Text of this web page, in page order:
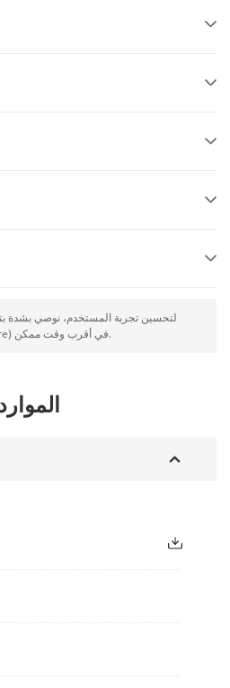
لتحسين تجربة المستخدم، نوصي بشدة
البرنامج الداخلي للجهاز (Firmware) في أقرب وقت ممكن.